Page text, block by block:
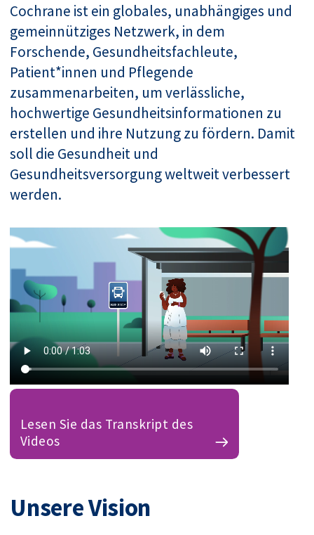
Cochrane ist ein globales, unabhängiges und
gemeinnütziges Netzwerk, in dem
Forschende, Gesundheitsfachleute,
Patient*innen und Pflegende
zusammenarbeiten, um verlässliche,
hochwertige Gesundheitsinformationen zu
erstellen und ihre Nutzung zu fördern. Damit
soll die Gesundheit und
Gesundheitsversorgung weltweit verbessert
werden.
Lesen Sie das Transkript des
Videos
Unsere Vision